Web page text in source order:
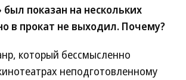
показан на нескольких
в прокат не выходил. Почему?
который бессмысленно
неподготовленному